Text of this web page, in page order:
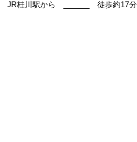
JR桂川駅から ______ 徒歩約17分